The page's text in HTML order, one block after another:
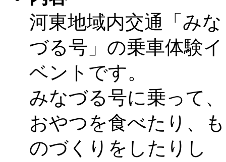
「みなづる号乗車体
de 健康づくり」」 受
「堂島地区歴史ウオ
す」 受付期間：～
「みなづる号乗車体
de 健康づくり」 」 受
河東地域内交通「みな
づる号」の乗車体験イ
ベントです。
みなづる号に乗って、
おやつを食べたり、も
のづくりをしたりし